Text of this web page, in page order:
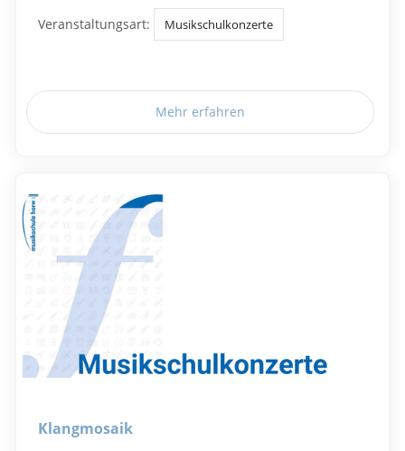
Veranstaltungsart: Musikschulkonzerte
Mehr erfahren
Klangmosaik